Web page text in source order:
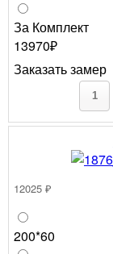
За Комплект
13970₽
Заказать замер
12025 ₽
200*60